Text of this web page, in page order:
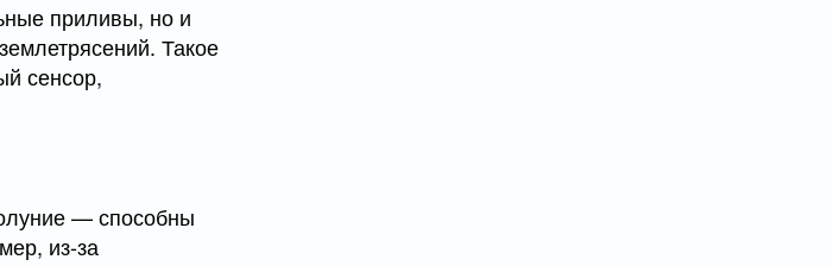
приливы, но и
Такое
сенсор,
— способны
из-за